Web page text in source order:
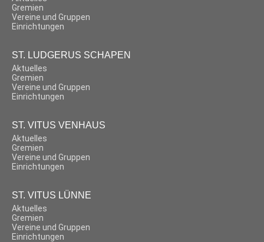
Gremien
Vereine und Gruppen
Einrichtungen
ST. LUDGERUS SCHAPEN
Aktuelles
Gremien
Vereine und Gruppen
Einrichtungen
ST. VITUS VENHAUS
Aktuelles
Gremien
Vereine und Gruppen
Einrichtungen
ST. VITUS LÜNNE
Aktuelles
Gremien
Vereine und Gruppen
Einrichtungen